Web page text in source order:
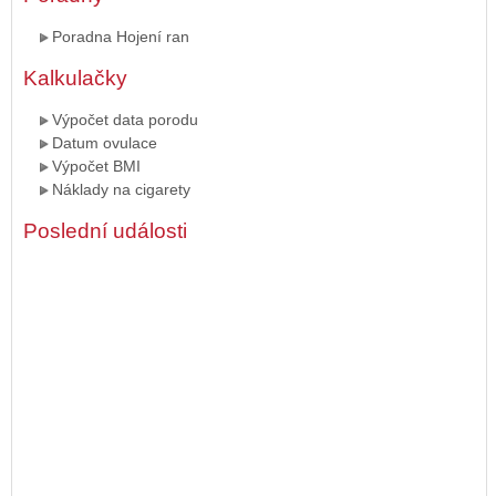
Poradna Hojení ran
Kalkulačky
Výpočet data porodu
Datum ovulace
Výpočet BMI
Náklady na cigarety
Poslední události